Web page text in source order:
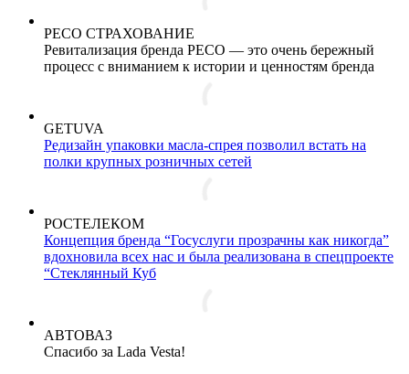
РЕСО СТРАХОВАНИЕ
Ревитализация бренда РЕСО — это очень бережный
процесс с вниманием к истории и ценностям бренда
GETUVA
Редизайн упаковки масла-спрея позволил встать на
полки крупных розничных сетей
РОСТЕЛЕКОМ
Концепция бренда “Госуслуги прозрачны как никогда”
вдохновила всех нас и была реализована в спецпроекте
“Стеклянный Куб
АВТОВАЗ
Спасибо за Lada Vesta!